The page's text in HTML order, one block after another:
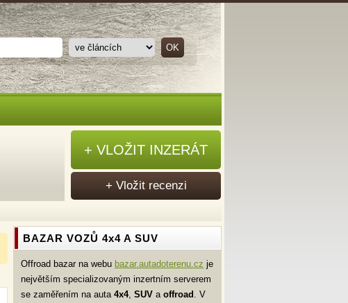
BAZAR VOZŮ 4x4 A SUV
Offroad bazar na webu bazar.autadoterenu.cz je
největším specializovaným inzertním serverem
se zaměřením na auta 4x4, SUV a offroad . V
+ VLOŽIT INZERÁT
+ Vložit recenzi